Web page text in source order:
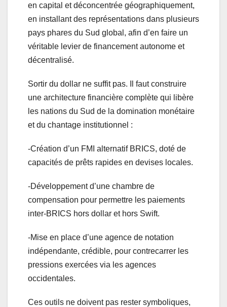
en capital et déconcentrée géographiquement,
en installant des représentations dans plusieurs
pays phares du Sud global, afin d’en faire un
véritable levier de financement autonome et
décentralisé.
Sortir du dollar ne suffit pas. Il faut construire
une architecture financière complète qui libère
les nations du Sud de la domination monétaire
et du chantage institutionnel :
-Création d’un FMI alternatif BRICS, doté de
capacités de prêts rapides en devises locales.
-Développement d’une chambre de
compensation pour permettre les paiements
inter-BRICS hors dollar et hors Swift.
-Mise en place d’une agence de notation
indépendante, crédible, pour contrecarrer les
pressions exercées via les agences
occidentales.
Ces outils ne doivent pas rester symboliques,